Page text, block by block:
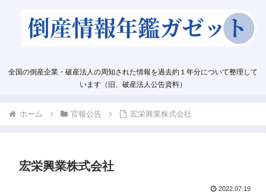
全国の倒産企業・破産法人の周知された情報を過去約１年分について整理して
います（旧、破産法人公告資料）
ホーム 官報公告 宏栄興業株式会社
宏栄興業株式会社
2022.07.19